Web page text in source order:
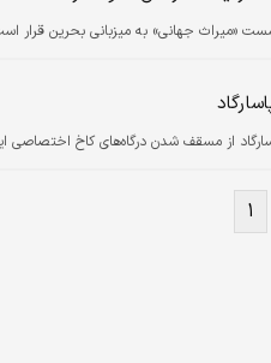
«میراث جهانی» به میزبانی بحرین قرار
از مسقف شدن درگاه‌های کاخ
۱